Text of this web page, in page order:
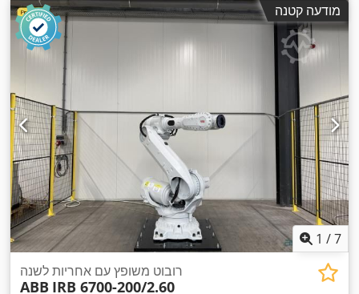
מודעה קטנה
1 /7
רובוט משופץ עם אחריות לשנה
ABB IRB 6700-200/2.60